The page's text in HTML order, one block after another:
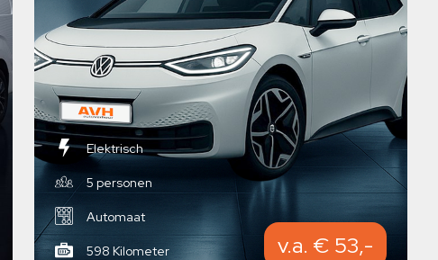
Elektrisch
5 personen
Automaat
598 Kilometer v.a. € 53,-